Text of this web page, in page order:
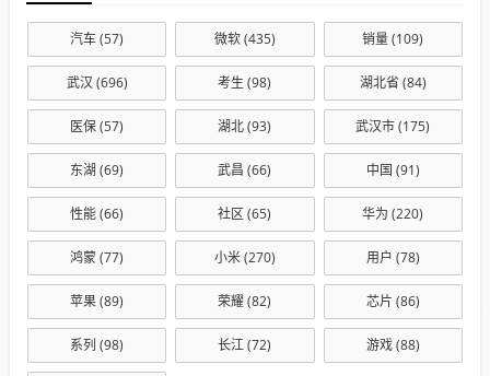
汽车(57) 微软(435) 销量(109)
武汉 (696) 考生 (98) 湖北省 (84)
医保(57) 湖北(93) 武汉市(175)
东湖 (69) 武昌 (66) 中国 (91)
性能(66) 社区 (65) 华为 (220)
鸿蒙(77) 小米(270) 用户 (78)
苹果(89) 荣耀(82) 芯片 (86)
系列 (98) 长江(72) 游戏(88)